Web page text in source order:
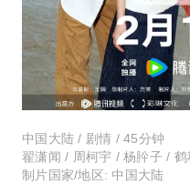
中国大陆 / 剧情 / 45分钟
翟潇闻 / 周柯宇 / 杨肸子 /
制片国家/地区: 中国大陆